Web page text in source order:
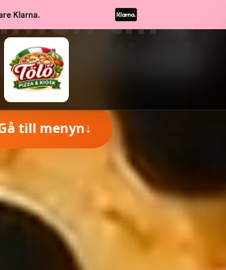
till
& Kiosk
till menyn↓